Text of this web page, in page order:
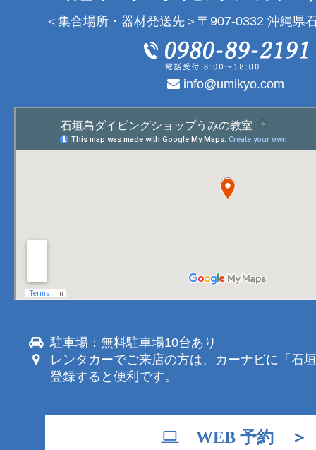
＜集合場所・器材発送先＞〒907-0332 沖縄県
info@umikyo.com
駐車場：無料駐車場10台あり
レンタカーでご来店の方は、カーナビに「石
登録すると便利です。
WEB 予約 ＞